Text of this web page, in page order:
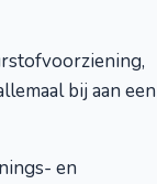
bij aan een
en